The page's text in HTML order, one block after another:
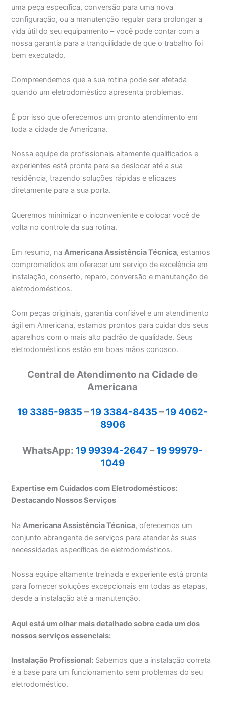
uma peça específica, conversão para uma nova
configuração, ou a manutenção regular para prolongar a
vida útil do seu equipamento – você pode contar com a
nossa garantia para a tranquilidade de que o trabalho foi
bem executado.
Compreendemos que a sua rotina pode ser afetada
quando um eletrodoméstico apresenta problemas.
É por isso que oferecemos um pronto atendimento em
toda a cidade de Americana.
Nossa equipe de profissionais altamente qualificados e
experientes está pronta para se deslocar até a sua
residência, trazendo soluções rápidas e eficazes
diretamente para a sua porta.
Queremos minimizar o inconveniente e colocar você de
volta no controle da sua rotina.
Em resumo, na Americana Assistência Técnica, estamos
comprometidos em oferecer um serviço de excelência em
instalação, conserto, reparo, conversão e manutenção de
eletrodomésticos.
Com peças originais, garantia confiável e um atendimento
ágil em Americana, estamos prontos para cuidar dos seus
aparelhos com o mais alto padrão de qualidade. Seus
eletrodomésticos estão em boas mãos conosco.
Central de Atendimento na Cidade de
Americana
19 3385-9835 –19 3384-8435 –19 4062-
8906
WhatsApp: 19 99394-2647–19 99979-
1049
Expertise em Cuidados com Eletrodomésticos:
Destacando Nossos Serviços
NaAmericana Assistência Técnica, oferecemos um
conjunto abrangente de serviços para atender às suas
necessidades específicas de eletrodomésticos.
Nossa equipe altamente treinada e experiente está pronta
para fornecer soluções excepcionais em todas as etapas,
desde a instalação até a manutenção.
Aqui está um olhar mais detalhado sobre cada um dos
nossos serviços essenciais:
Instalação Profissional: Sabemos que a instalação correta
é a base para um funcionamento sem problemas do seu
eletrodoméstico.